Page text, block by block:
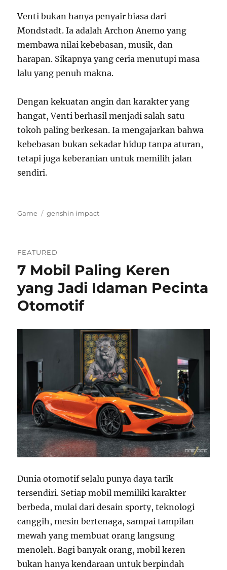
Venti bukan hanya penyair biasa dari
Mondstadt. Ia adalah Archon Anemo yang
membawa nilai kebebasan, musik, dan
harapan. Sikapnya yang ceria menutupi masa
lalu yang penuh makna.
Dengan kekuatan angin dan karakter yang
hangat, Venti berhasil menjadi salah satu
tokoh paling berkesan. Ia mengajarkan bahwa
kebebasan bukan sekadar hidup tanpa aturan,
tetapi juga keberanian untuk memilih jalan
sendiri.
Categories
Game Tags
genshin impact
FEATURED
7 Mobil Paling Keren
yang Jadi Idaman Pecinta
Otomotif
Dunia otomotif selalu punya daya tarik
tersendiri. Setiap mobil memiliki karakter
berbeda, mulai dari desain sporty, teknologi
canggih, mesin bertenaga, sampai tampilan
mewah yang membuat orang langsung
menoleh. Bagi banyak orang, mobil keren
bukan hanya kendaraan untuk berpindah